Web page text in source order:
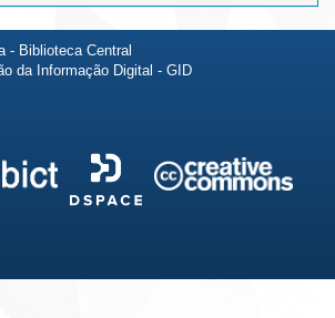
- Biblioteca Central
da Informação Digital - GID